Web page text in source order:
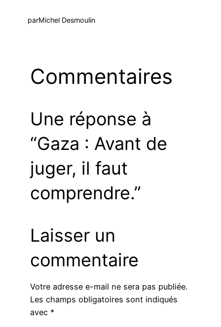
parMichel Desmoulin
Commentaires
Une réponse à
“Gaza : Avant de
juger, il faut
comprendre.”
Laisser un
commentaire
Votre adresse e-mail ne sera pas publiée.
Les champs obligatoires sont indiqués
avec *